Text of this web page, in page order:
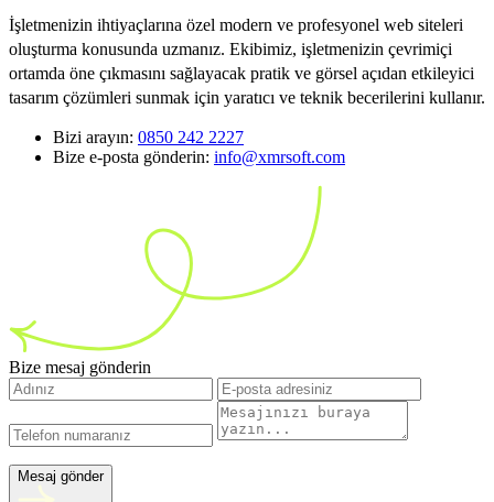
İşletmenizin ihtiyaçlarına özel modern ve profesyonel web siteleri
oluşturma konusunda uzmanız. Ekibimiz, işletmenizin çevrimiçi
ortamda öne çıkmasını sağlayacak pratik ve görsel açıdan etkileyici
tasarım çözümleri sunmak için yaratıcı ve teknik becerilerini kullanır.
Bizi arayın: 0850 242 2227
Bize e-posta gönderin: info@xmrsoft.com
Bize mesaj gönderin
Mesaj gönder